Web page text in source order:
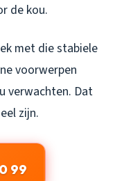
de kou.
met die stabiele
voorwerpen
verwachten. Dat
zijn.
99